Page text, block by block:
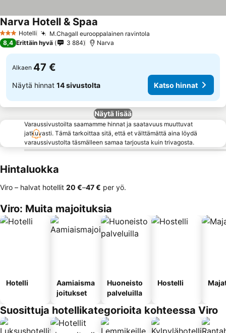
3 Tähtiluokitus
Hotelli M.Chagall eurooppalainen ravintola
Narva Hotell & Spaa
8,4 Erittäin hyvä 3 884 Narva
Alkaen 47 €
Näytä hinnat 14 sivustolta Katso hinnat
Näytä lisää
Varaussivustoilta saamamme hinnat ja saatavuus muuttuvat
jatkuvasti. Tämä tarkoittaa sitä, että et välttämättä aina löydä
varaussivustolta täsmälleen samaa tarjousta kuin trivagosta.
Hintaluokka
Viro – halvat hotellit ‎20 €–‎47 € per yö.
Viro: Muita majoituksia
Hotelli
Aamiaisma
joitukset
Huoneisto
palveluilla
Hostelli
Suosittuja hotellikategorioita kohteessa Viro